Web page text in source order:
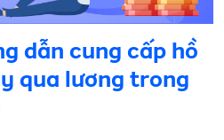
dẫn cung cấp hồ
qua lương trong